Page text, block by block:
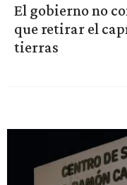
El gobierno no
que retirar el
tierras